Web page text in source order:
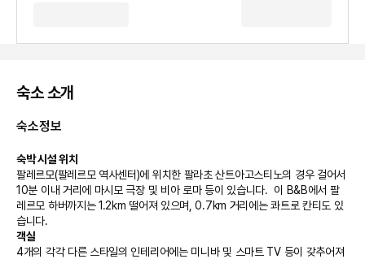
숙소 소개
숙소정보
숙박 시설 위치
팔레르모(팔레르모 역사센터)에 위치한 팔라초 산트아고스티노의 경우 걸어서
10분 이내 거리에 마시모 극장 및 비아 로마 등이 있습니다.  이 B&B에서 팔
레르모 하버까지는 1.2km 떨어져 있으며, 0.7km 거리에는 콰트로 칸티도 있
습니다.
객실
4개의 각각 다른 스타일의 인테리어에는 미니바 및 스마트 TV 등이 갖추어져